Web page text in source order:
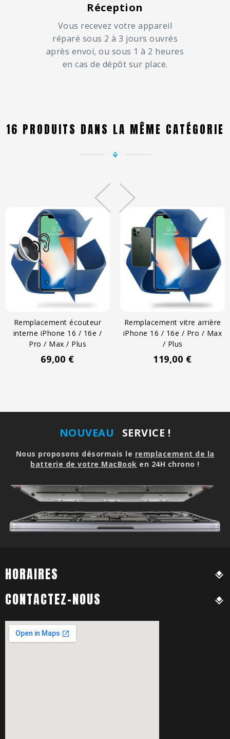
Réception
Vous recevez votre appareil
réparé sous 2 à 3 jours ouvrés
après envoi, ou sous 1 à 2 heures
en cas de dépôt sur place.
16 PRODUITS DANS LA MÊME CATÉGORIE
Remplacement écouteur
interne iPhone 16 / 16e /
Pro / Max / Plus
Prix
69,00 €
Remplacement vitre arrière
iPhone 16 / 16e / Pro / Max
/ Plus
Prix
119,00 €
NOUVEAU SERVICE !
Nous proposons désormais le remplacement de la
batterie de votre MacBook en 24H chrono !
HORAIRES
CONTACTEZ-NOUS